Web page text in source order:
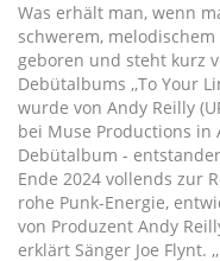
Was erhält man, wenn
schwerem, melodischem
geboren und steht kurz
Debütalbums ,,To Your
wurde von Andy Reilly
bei Muse Productions in
Debütalbum -
Ende 2024 vollends zur
rohe Punk-Energie,
von Produzent Andy
erklärt Sänger Joe Flynt.